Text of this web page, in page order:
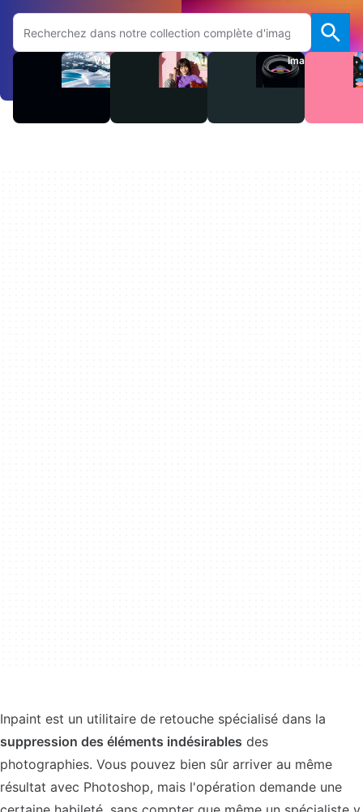
Rechercher sur le site Adobe.com
Vidéos Audio Images
Inpaint est un utilitaire de retouche spécialisé dans la
suppression des éléments indésirables des
photographies. Vous pouvez bien sûr arriver au même
résultat avec Photoshop, mais l'opération demande une